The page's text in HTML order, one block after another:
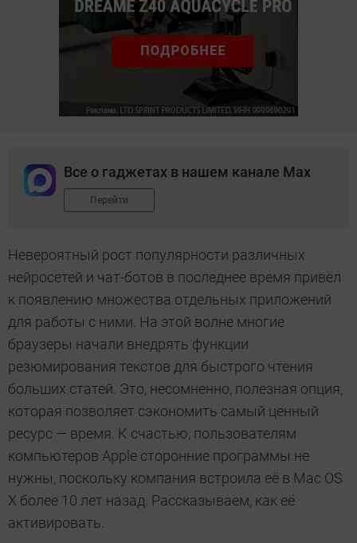
Все о гаджетах в нашем канале Max
Перейти
Невероятный рост популярности различных
нейросетей и чат-ботов в последнее время привёл
к появлению множества отдельных приложений
для работы с ними. На этой волне многие
браузеры начали внедрять функции
резюмирования текстов для быстрого чтения
больших статей. Это, несомненно, полезная опция,
которая позволяет сэкономить самый ценный
ресурс — время. К счастью, пользователям
компьютеров Apple сторонние программы не
нужны, поскольку компания встроила её в Mac OS
X более 10 лет назад. Рассказываем, как её
активировать.